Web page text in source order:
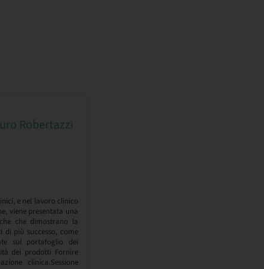
Robertazzi
e nel lavoro clinico
viene presentata una
che dimostrano la
più successo, come
sul portafoglio dei
dei prodotti Fornire
clinica.Sessione